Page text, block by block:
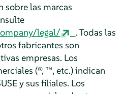
sobre las marcas
legal/
. Todas las
fabricantes son
empresas. Los
(®, ™, etc.) indican
y sus filiales. Los